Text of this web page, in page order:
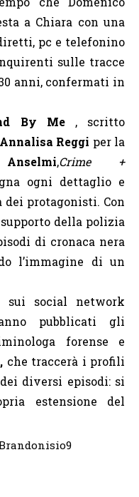
a Chiara con una
pc e telefonino
sulle tracce
anni, confermati in
By Me , scritto
Annalisa Reggi per la
,Crime +
ogni dettaglio e
protagonisti. Con
della polizia
di cronaca nera
l’immagine di un
social network
pubblicati gli
forense e
che traccerà i profili
diversi episodi: si
estensione del